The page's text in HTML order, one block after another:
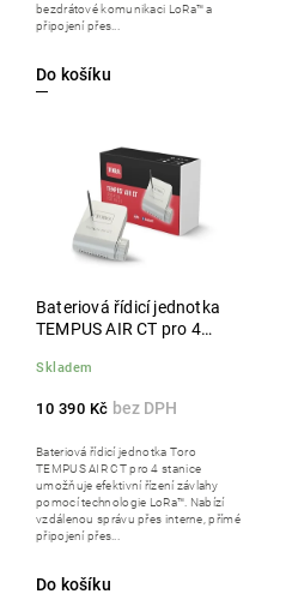
Do košíku
bezdrátové komunikaci LoRa™ a
připojení přes...
Bateriová řídicí jednotka
TEMPUS AIR CT pro 4
Skladem
10 390 Kč
Do košíku
Bateriová řídicí jednotka Toro
TEMPUS AIR CT pro 4 stanice
umožňuje efektivní řízení závlahy
pomocí technologie LoRa™. Nabízí
vzdálenou správu přes interne, přímé
připojení přes...